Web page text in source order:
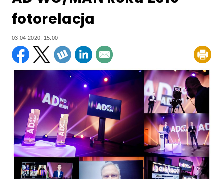
fotorelacja
03.04.2020, 15:00